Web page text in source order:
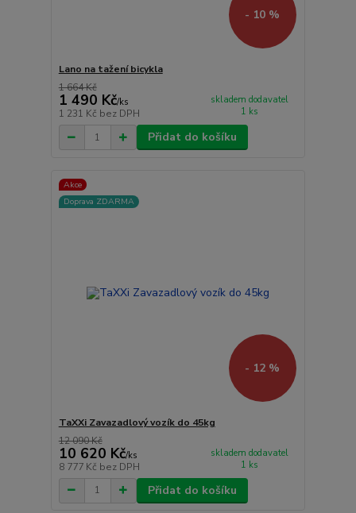
- 10 %
Lano na tažení bicykla
1 664 Kč
1 490 Kč/ks
1 231 Kč bez DPH
skladem dodavatel
1 ks
Přidat do košíku
Akce
Doprava ZDARMA
- 12 %
TaXXi Zavazadlový vozík do 45kg
12 090 Kč
10 620 Kč/ks
8 777 Kč bez DPH
skladem dodavatel
1 ks
Přidat do košíku